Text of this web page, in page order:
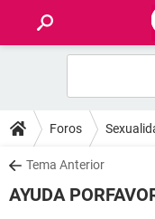
FORUMS
SALUD
Foros
Tema Anterior
AYUDA